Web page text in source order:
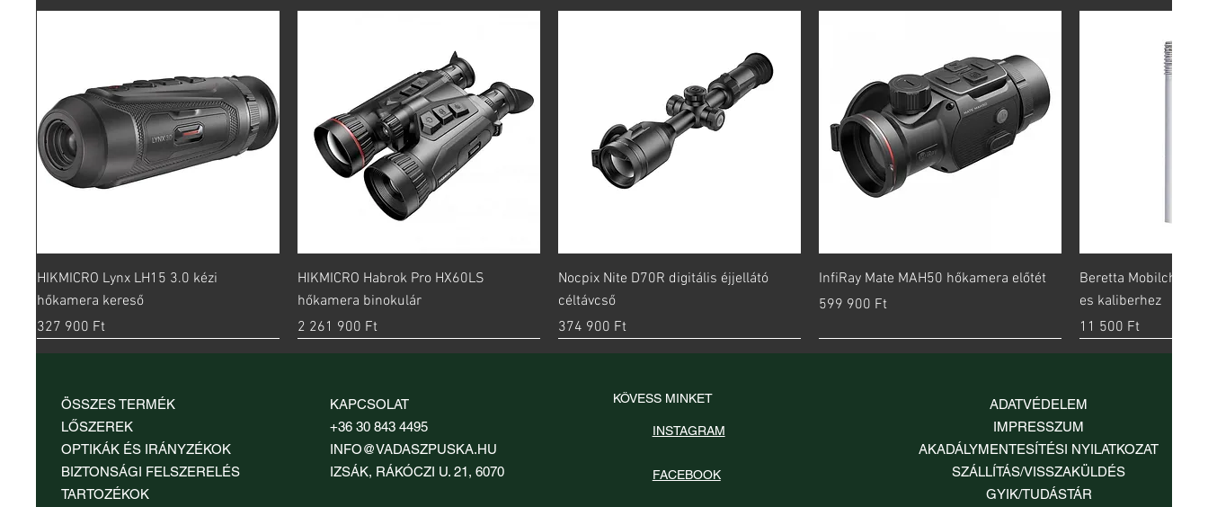
Gyorsnézet
HIKMICRO Lynx LH15 3.0 kézi
hőkamera kereső
Ár
327 900 Ft
Gyorsnézet
HIKMICRO Habrok Pro HX60LS
hőkamera binokulár
Ár
2 261 900 Ft
Gyorsnézet
Nocpix Nite D70R digitális éjjellátó
céltávcső
Ár
374 900 Ft
Gyorsnézet
InfiRay Mate MAH50 hőkamera előtét
Ár
599 900 Ft
Beretta Mobilchoke
es kaliberhez
Ár
11 500 Ft
új
ADATVÉDELEM
IMPRESSZUM
AKADÁLYMENTESÍTÉSI NYILATKOZAT
SZÁLLÍTÁS/VISSZAKÜLDÉS
GYIK/TUDÁSTÁR
ÖSSZES TERMÉK
LŐSZEREK
OPTIKÁK ÉS IRÁNYZÉKOK
BIZTONSÁGI FELSZERELÉS
TARTOZÉKOK
KÖVESS MINKET
INSTAGRAM
FACEBOOK
KAPCSOLAT
+36 30 843 4495
INFO@VADASZPUSKA.HU
IZSÁK, RÁKÓCZI U. 21, 6070